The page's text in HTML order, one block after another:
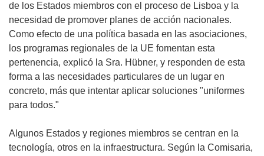
de los Estados miembros con el proceso de Lisboa y la
necesidad de promover planes de acción nacionales.
Como efecto de una política basada en las asociaciones,
los programas regionales de la UE fomentan esta
pertenencia, explicó la Sra. Hübner, y responden de esta
forma a las necesidades particulares de un lugar en
concreto, más que intentar aplicar soluciones "uniformes
para todos."
Algunos Estados y regiones miembros se centran en la
tecnología, otros en la infraestructura. Según la Comisaria,